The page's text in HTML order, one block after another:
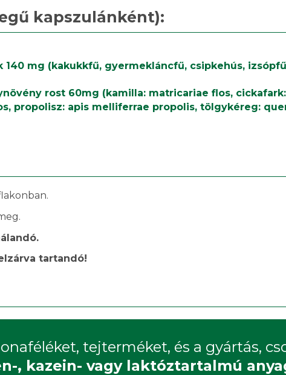
kapszulánként):
mg (kakukkfű, gyermekláncfű, csipkehús,
rost 60mg (kamilla: matricariae flos,
propolisz: apis melliferrae propolis, tölgykéreg:
tartandó!
tejterméket, és a gyártás,
, kazein- vagy laktóztartalmú